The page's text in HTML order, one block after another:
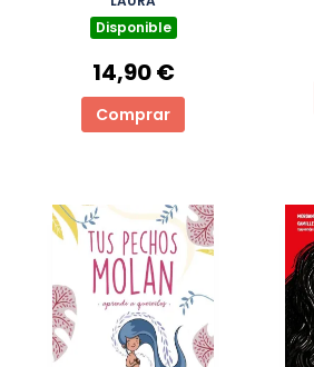
Disponible
14,90 €
Comprar